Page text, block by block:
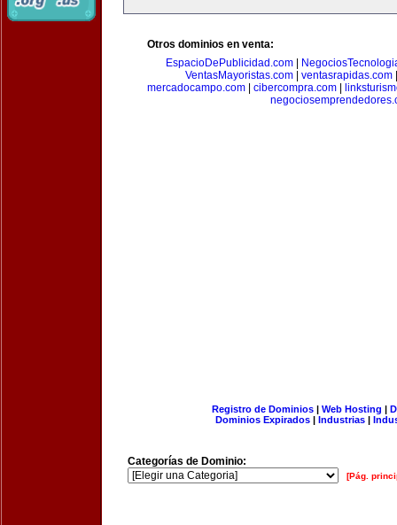
Otros dominios en venta:
EspacioDePublicidad.com|
VentasMayoristas.com
ventasrapidas.com
mercadocampo.com
cibercompra.com
Registro de Dominios| Web Hosting |
Dominios Expirados | Industrias |
Categorías de Dominio:
[Pág.